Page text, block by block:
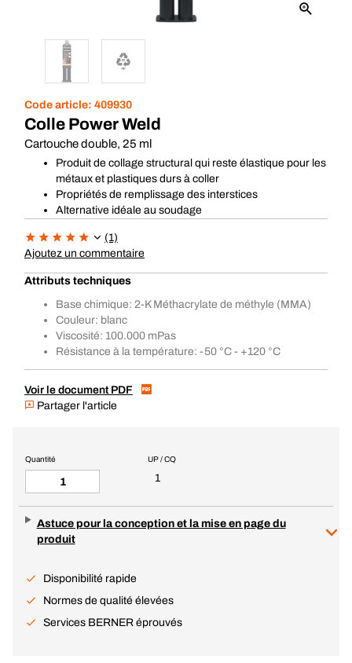
Code article: 409930
Colle Power Weld
Cartouche double, 25 ml
Produit de collage structural qui reste élastique pour les
métaux et plastiques durs à coller
Propriétés de remplissage des interstices
Alternative idéale au soudage
(1)
Ajoutez un commentaire
Attributs techniques
Base chimique: 2-K Méthacrylate de méthyle (MMA)
Couleur: blanc
Viscosité: 100.000 mPas
Résistance à la température: -50 °C - +120 °C
Voir le document PDF
Partager l'article
UP / CQ
1
Quantité
Astuce pour la conception et la mise en page du
produit
Disponibilité rapide
Normes de qualité élevées
Services BERNER éprouvés